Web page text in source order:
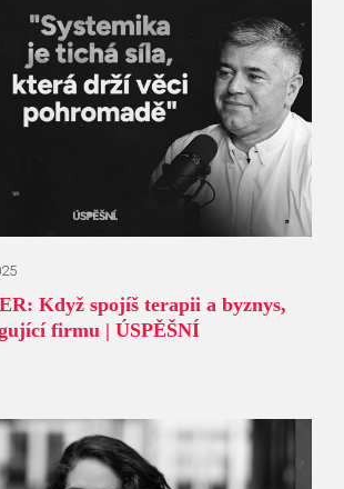
Když spojíš terapii a byznys,
firmu | ÚSPĚŠNÍ